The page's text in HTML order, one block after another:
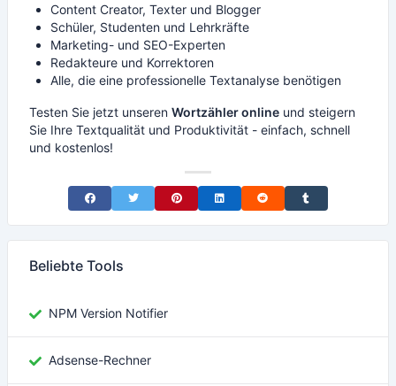
Content Creator, Texter und Blogger
Schüler, Studenten und Lehrkräfte
Marketing- und SEO-Experten
Redakteure und Korrektoren
Alle, die eine professionelle Textanalyse benötigen
Testen Sie jetzt unseren Wortzähler online und steigern
Sie Ihre Textqualität und Produktivität - einfach, schnell
und kostenlos!
Share on Facebook
Share on TwitterShare on Pinterest
Share on LinkedIn
Share on RedditShare on Tumblr
Beliebte Tools
NPM Version Notifier
Adsense-Rechner